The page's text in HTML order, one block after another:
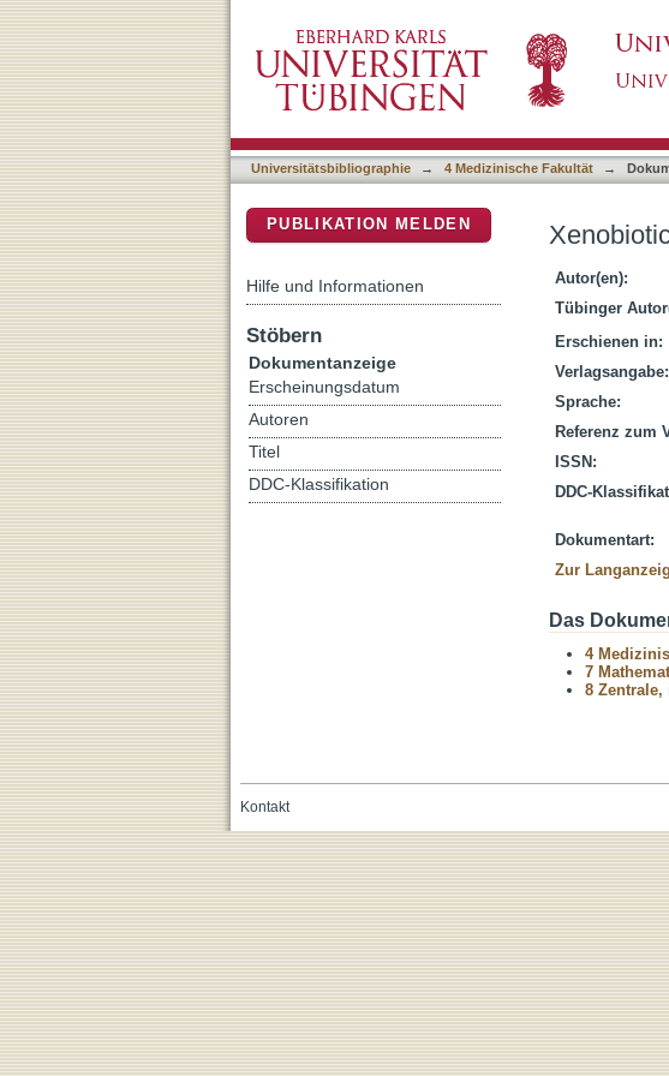
Universitätsbibliographie → 4 Medizinische Fakultät →
Autor(en):
Tübinger
Erschienen in:
Verlagsangabe:
Sprache:
Referenz zum
ISSN:
DDC-
Dokumentart:
Zur
Das
4
7
8
PUBLIKATION MELDEN
Hilfe und Informationen
Stöbern
Dokumentanzeige
Erscheinungsdatum
Autoren
Titel
DDC-Klassifikation
Kontakt